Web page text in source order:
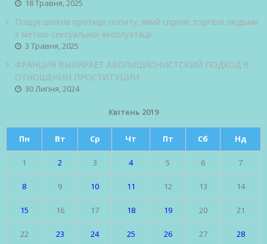
18 Травня, 2025
Пошук шляхів протидії попиту, який сприяє торгівлі людьми
з метою сексуальної експлуатації
3 Травня, 2025
ФРАНЦИЯ ВЫБИРАЕТ АБОЛИЦИОНИСТСКИЙ ПОДХОД В
ОТНОШЕНИИ ПРОСТИТУЦИИ.
30 Липня, 2024
Квітень 2019
Пн Вт Ср Чт Пт Сб Нд
1 2 3 4 5 6 7
8 9 10 11 12 13 14
15 16 17 18 19 20 21
22 23 24 25 26 27 28